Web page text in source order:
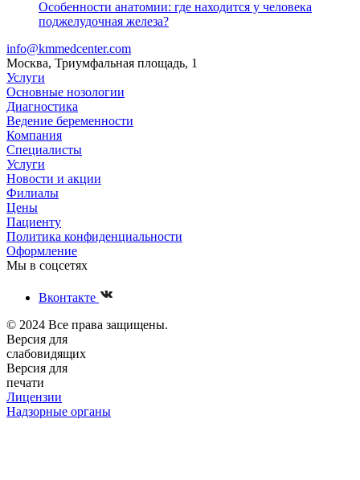
Особенности анатомии: где находится у человека
поджелудочная железа?
info@kmmedcenter.com
Москва, Триумфальная площадь, 1
Услуги
Основные нозологии
Диагностика
Ведение беременности
Компания
Специалисты
Услуги
Новости и акции
Филиалы
Цены
Пациенту
Политика конфиденциальности
Оформление
Мы в соцсетях
Вконтакте
© 2024 Все права защищены.
Версия для
слабовидящих
Версия для
печати
Лицензии
Надзорные органы